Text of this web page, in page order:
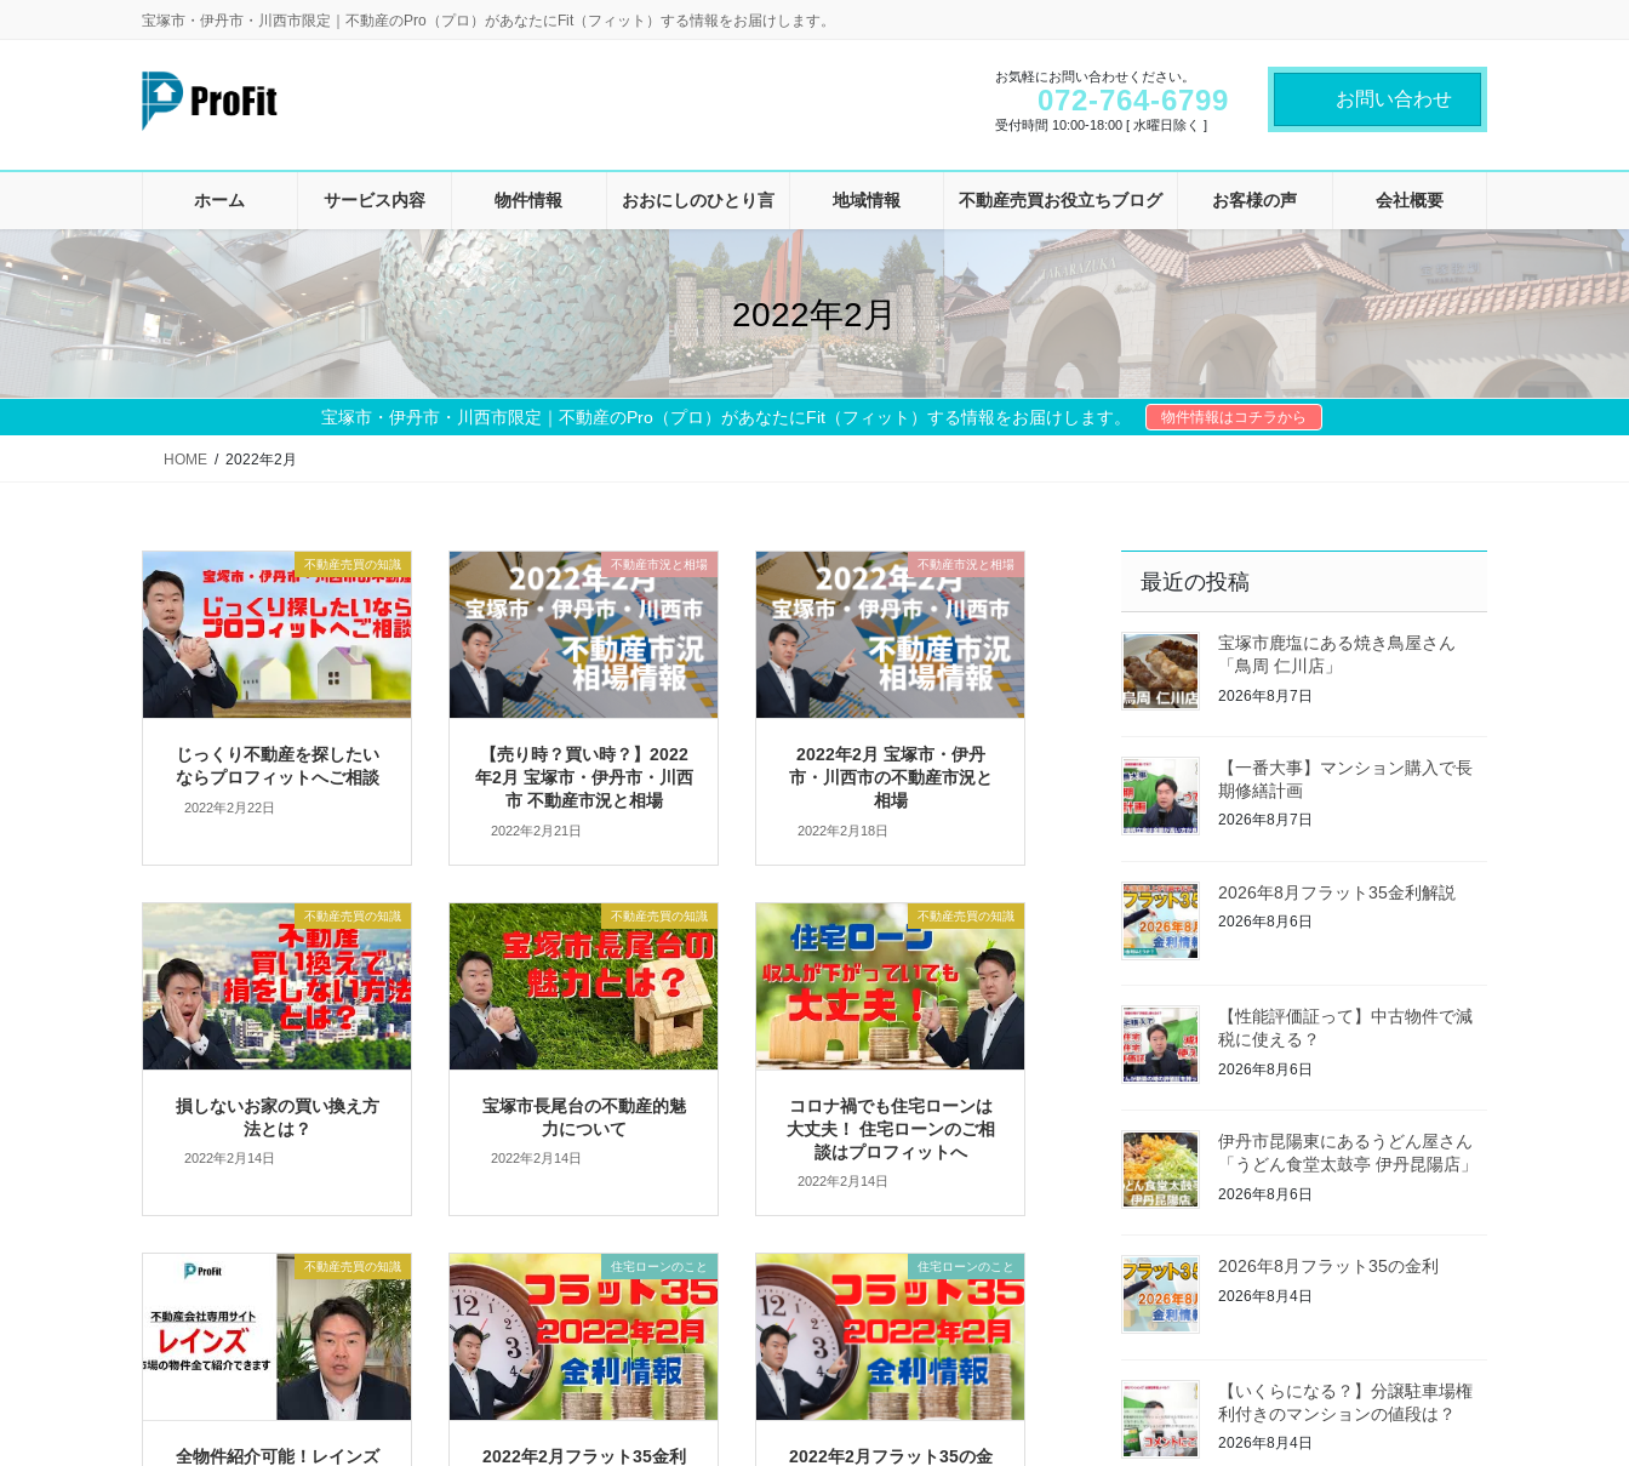
動
宝塚市・伊丹市・川西市限定｜不動産のPro（プロ）があなたにFit（フィット）する情報をお届けします。
お気軽にお問い合わせください。
072-764-6799
受付時間 10:00-18:00 [ 水曜日除く ]
お問い合わせ
ホーム サービス内容 物件情報 おおにしのひとり言 地域情報 不動産売買お役立ちブログ お客様の声 会社概要
2022年2月
宝塚市・伊丹市・川西市限定｜不動産のPro（プロ）があなたにFit（フィット）する情報をお届けします。 物件情報はコチラから
HOME 2022年2月
不動産売買の知識
じっくり不動産を探したい
ならプロフィットへご相談
2022年2月22日
不動産市況と相場
【売り時？買い時？】2022
年2月 宝塚市・伊丹市・川西
市 不動産市況と相場
2022年2月21日
不動産市況と相場
2022年2月 宝塚市・伊丹
市・川西市の不動産市況と
相場
2022年2月18日
不動産売買の知識
損しないお家の買い換え方
法とは？
2022年2月14日
不動産売買の知識
宝塚市長尾台の不動産的魅
力について
2022年2月14日
不動産売買の知識
コロナ禍でも住宅ローンは
大丈夫！ 住宅ローンのご相
談はプロフィットへ
2022年2月14日
不動産売買の知識
全物件紹介可能！レインズ
住宅ローンのこと
2022年2月フラット35金利
住宅ローンのこと
2022年2月フラット35の金
最近の投稿
宝塚市鹿塩にある焼き鳥屋さん
「鳥周 仁川店」
2026年8月7日
【一番大事】マンション購入で長
期修繕計画
2026年8月7日
2026年8月フラット35金利解説
2026年8月6日
【性能評価証って】中古物件で減
税に使える？
2026年8月6日
伊丹市昆陽東にあるうどん屋さん
「うどん食堂太鼓亭 伊丹昆陽店」
2026年8月6日
2026年8月フラット35の金利
2026年8月4日
【いくらになる？】分譲駐車場権
利付きのマンションの値段は？
2026年8月4日